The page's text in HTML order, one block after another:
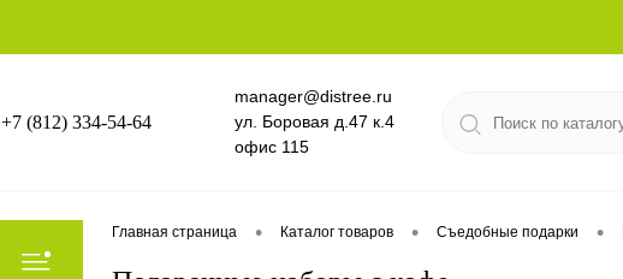
+7 (812) 334-54-64
manager@distree.ru
ул. Боровая д.47 к.4
офис 115
Главная страница • Каталог товаров • Съедобные подарки •